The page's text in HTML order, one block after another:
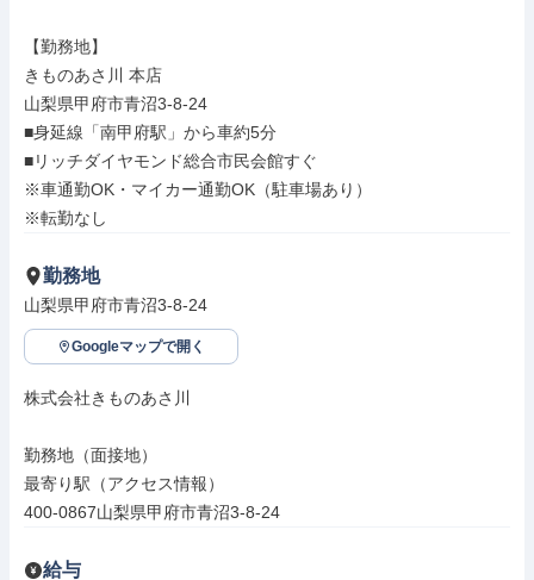
【勤務地】
きものあさ川 本店
山梨県甲府市青沼3-8-24
■身延線「南甲府駅」から車約5分
■リッチダイヤモンド総合市民会館すぐ
※車通勤OK・マイカー通勤OK（駐車場あり）
※転勤なし
勤務地
山梨県甲府市青沼3-8-24
Googleマップで開く
株式会社きものあさ川
勤務地（面接地）
最寄り駅（アクセス情報）
400-0867山梨県甲府市青沼3-8-24
給与